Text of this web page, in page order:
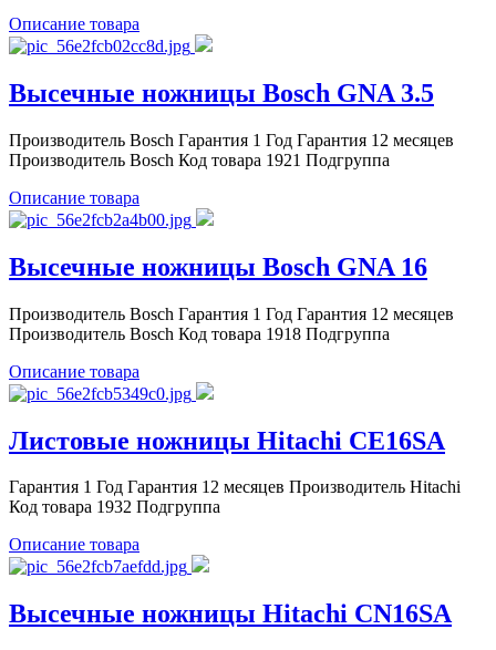
Описание товара
Высечные ножницы Bosch GNA 3.5
Производитель Bosch Гарантия 1 Год Гарантия 12 месяцев
Производитель Bosch Код товара 1921 Подгруппа
Описание товара
Высечные ножницы Bosch GNA 16
Производитель Bosch Гарантия 1 Год Гарантия 12 месяцев
Производитель Bosch Код товара 1918 Подгруппа
Описание товара
Листовые ножницы Hitachi CE16SA
Гарантия 1 Год Гарантия 12 месяцев Производитель Hitachi
Код товара 1932 Подгруппа
Описание товара
Высечные ножницы Hitachi CN16SA